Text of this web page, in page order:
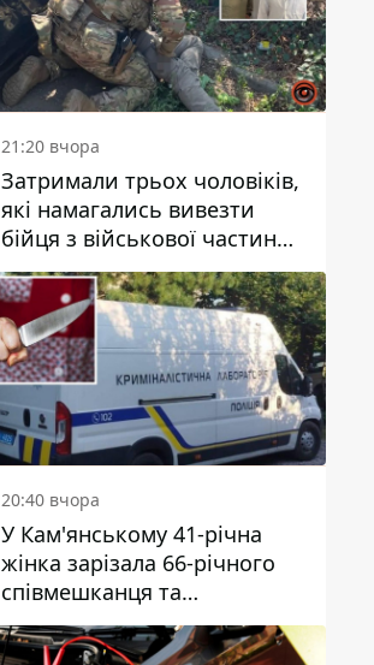
21:20 вчора
Затримали трьох чоловіків,
які намагались вивезти
бійця з військової частини
до Дніпра за 7 тисяч
доларів: серед них був лікар
20:40 вчора
У Кам'янському 41-річна
жінка зарізала 66-річного
співмешканця та
намагалась обманути
поліцейських